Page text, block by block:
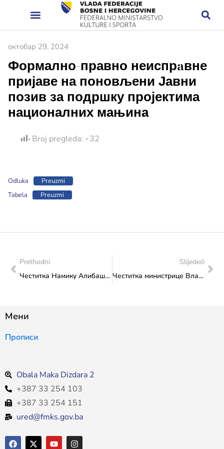
октобар 29, 2024
Формално-правно неиспрaвне
пријаве на поновљени Јавни
позив за подршку пројектима
националних мањина
Broj pregleda: 32
Odluka
Preuzmi
Tabela
Preuzmi
Prethodni
Честитка Намику Алибашићу на врхунском успјеху оствареном на Европском „но ги“ првенству у Риму
Slijedeći
Честитка министрице Влаисављевић Хрватском народном казалишту у Мостару
Мени
Прописи
Obala Maka Dizdara 2
+387 33 254 103
+387 33 254 151
ured@fmks.gov.ba